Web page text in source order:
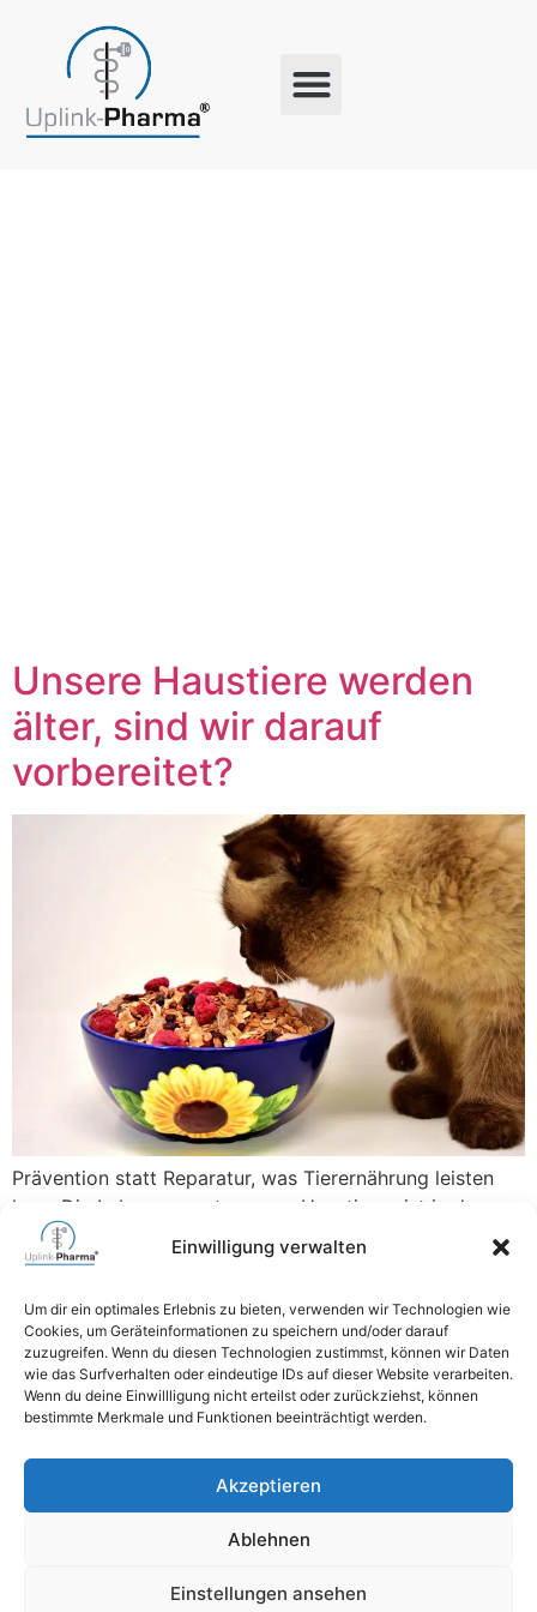
Einwilligung verwalten
Um dir ein optimales Erlebnis zu bieten, verwenden wir Technologien wie
Cookies, um Geräteinformationen zu speichern und/oder darauf
zuzugreifen. Wenn du diesen Technologien zustimmst, können wir Daten
wie das Surfverhalten oder eindeutige IDs auf dieser Website verarbeiten.
Wenn du deine Einwillligung nicht erteilst oder zurückziehst, können
bestimmte Merkmale und Funktionen beeinträchtigt werden.
Akzeptieren
Ablehnen
Einstellungen ansehen
Unsere Haustiere werden
älter, sind wir darauf
vorbereitet?
Prävention statt Reparatur, was Tierernährung leisten
kann Die Lebenserwartung von Haustieren ist in den
letzten Jahrzehnten deutlich gestiegen. Fortschritte in
der Tiermedizin, bessere Diagnostik, Impfprogramme
dazu, dass Hunde und Katzen heute oft deutlich länger
leben als früher. Ein längeres Leben bedeutet jedoch
nicht automatisch ein gesundes Leben. Mit
zunehmendem Alter […]
06471 6264740
mail@uplink-pharma.com
Impressum